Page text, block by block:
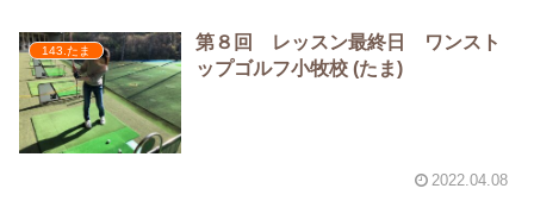
143.たま
第８回 レッスン最終日 ワンスト
ップゴルフ小牧校 (たま)
2022.04.08